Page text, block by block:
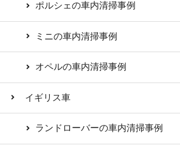
ポルシェの車内清掃事例
ミニの車内清掃事例
オペルの車内清掃事例
イギリス車
ランドローバーの車内清掃事例